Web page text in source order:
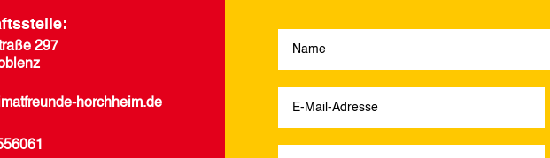
297
horchheim.de